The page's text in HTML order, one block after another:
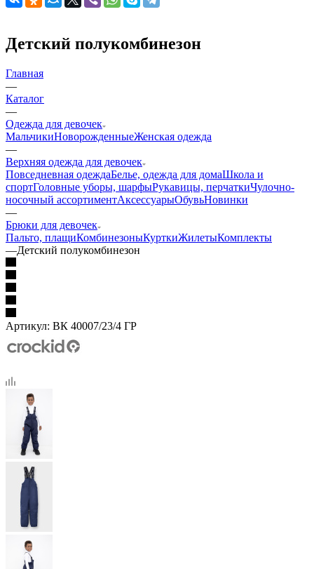
Детский полукомбинезон
Главная
—
Каталог
—
Одежда для девочек
МальчикиНоворожденныеЖенская одежда
—
Верхняя одежда для девочек
Повседневная одеждаБелье, одежда для домаШкола и
спортГоловные уборы, шарфыРукавицы, перчаткиЧулочно-
носочный ассортиментАксессуарыОбувьНовинки
—
Брюки для девочек
Пальто, плащиКомбинезоныКурткиЖилетыКомплекты
—Детский полукомбинезон
Артикул: ВК 40007/23/4 ГР